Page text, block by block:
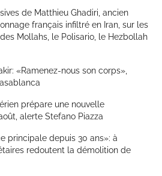
de Matthieu Ghadiri, ancien
français infiltré en Iran, sur les
Mollahs, le Polisario, le Hezbollah
«Ramenez-nous son corps»,
prépare une nouvelle
alerte Stefano Piazza
principale depuis 30 ans»: à
redoutent la démolition de